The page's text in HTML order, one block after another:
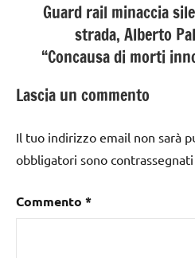
Guard rail minaccia
strada, Alberto
“Concausa di morti
Lascia un commento
Il tuo indirizzo email non sarà
obbligatori sono contrassegnati
Commento *